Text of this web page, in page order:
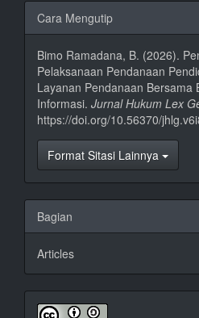
Rincian
Artikel
Cara Mengutip
Bimo Ramadana, B. (2026).
Pelaksanaan Pendanaan
Layanan Pendanaan Bersama
Informasi. Jurnal Hukum Lex
https://doi.org/10.56370/
Format Sitasi Lainnya
Bagian
Articles